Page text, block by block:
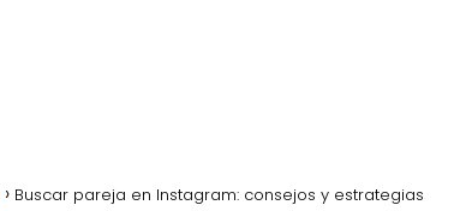
Buscar pareja en Instagram: consejos y estrategias